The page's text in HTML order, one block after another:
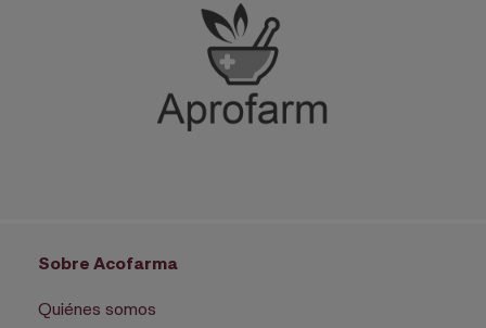
Sobre Acofarma
Quiénes somos